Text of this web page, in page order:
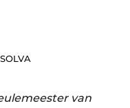
van